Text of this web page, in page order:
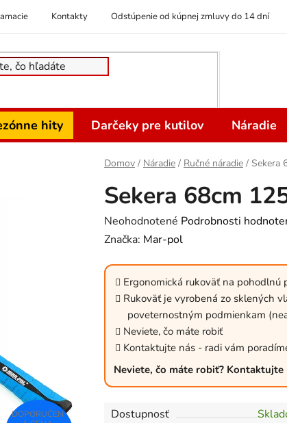
Kontakty Odstúpenie od kúpnej zmluvy do 14 dní
hity Darčeky pre kutilov Náradie
Domov / Náradie / Ručné náradie / Sekera
Sekera 68cm
Priemerné
hodnotenie
je
0,0
hviezdičiek.
Neohodnotené Podrobnosti
Značka: Mar-pol
Ergonomická rukoväť na pohodlnú
Rukoväť je vyrobená zo sklených
poveternostným podmienkam
Neviete, čo máte robiť
Kontaktujte nás - radi vám
Neviete, čo máte robiť? Kontaktujte
Dostupnosť